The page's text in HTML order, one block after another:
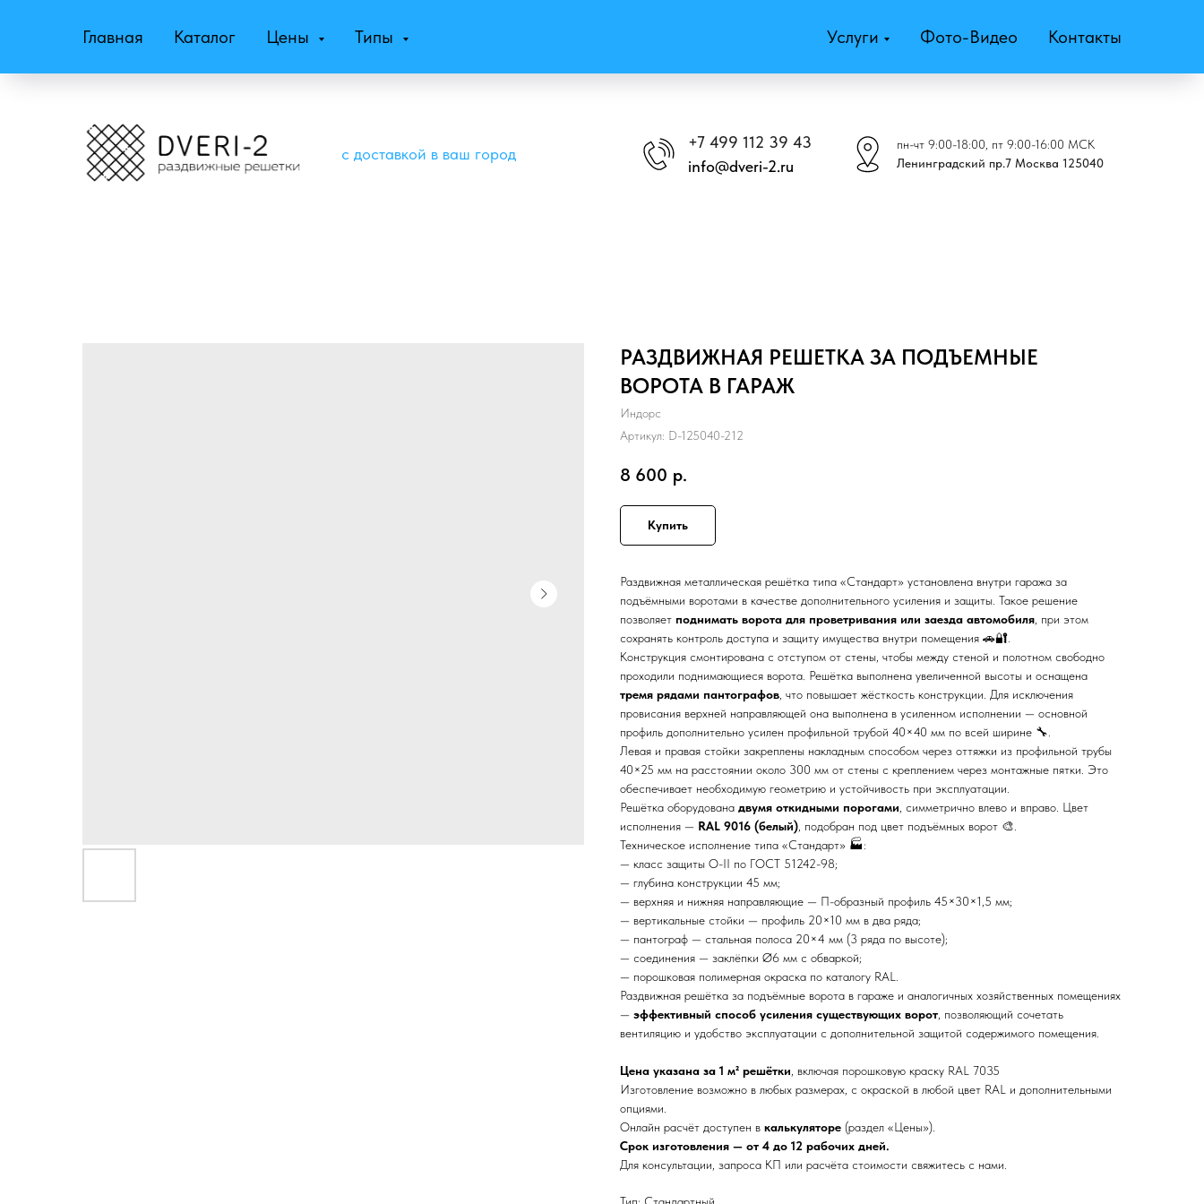
Главная Каталог Цены Типы Услуги Фото-Видео Контакты
с доставкой в ваш город
+7 499 112 39 43
info@dveri-2.ru
пн-чт 9:00-18:00, пт 9:00-16:00 МСК
Ленинградский пр.7 Москва 125040
РАЗДВИЖНАЯ РЕШЕТКА ЗА ПОДЪЕМНЫЕ
ВОРОТА В ГАРАЖ
Индорс
Артикул: D-125040-212
8 600 р.
Купить
Раздвижная металлическая решётка типа «Стандарт» установлена внутри гаража за
подъёмными воротами в качестве дополнительного усиления и защиты. Такое решение
позволяет поднимать ворота для проветривания или заезда автомобиля , при этом
сохранять контроль доступа и защиту имущества внутри помещения 🚗🔐.
Конструкция смонтирована с отступом от стены, чтобы между стеной и полотном свободно
проходили поднимающиеся ворота. Решётка выполнена увеличенной высоты и оснащена
тремя рядами пантографов , что повышает жёсткость конструкции. Для исключения
провисания верхней направляющей она выполнена в усиленном исполнении — основной
профиль дополнительно усилен профильной трубой 40×40 мм по всей ширине 🔧.
Левая и правая стойки закреплены накладным способом через оттяжки из профильной трубы
40×25 мм на расстоянии около 300 мм от стены с креплением через монтажные пятки. Это
обеспечивает необходимую геометрию и устойчивость при эксплуатации.
Решётка оборудована двумя откидными порогами , симметрично влево и вправо. Цвет
исполнения — RAL 9016 (белый) , подобран под цвет подъёмных ворот 🎨.
Техническое исполнение типа «Стандарт» 🏭:
— класс защиты О-II по ГОСТ 51242-98;
— глубина конструкции 45 мм;
— верхняя и нижняя направляющие — П-образный профиль 45×30×1,5 мм;
— вертикальные стойки — профиль 20×10 мм в два ряда;
— пантограф — стальная полоса 20×4 мм (3 ряда по высоте);
— соединения — заклёпки Ø6 мм с обваркой;
— порошковая полимерная окраска по каталогу RAL.
Раздвижная решётка за подъёмные ворота в гараже и аналогичных хозяйственных помещениях
— эффективный способ усиления существующих ворот , позволяющий сочетать
вентиляцию и удобство эксплуатации с дополнительной защитой содержимого помещения.
Цена указана за 1 м² решётки , включая порошковую краску RAL 7035
Изготовление возможно в любых размерах, с окраской в любой цвет RAL и дополнительными
опциями.
Онлайн расчёт доступен в калькуляторе (раздел «Цены»).
Срок изготовления — от 4 до 12 рабочих дней.
Для консультации, запроса КП или расчёта стоимости свяжитесь с нами.